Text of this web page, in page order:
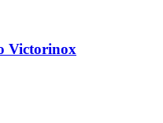
Victorinox